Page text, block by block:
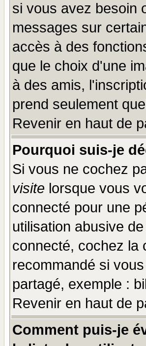
si vous avez besoin
messages sur
accès à des
que le choix d'une
à des amis,
prend seulement
Revenir en haut de
Pourquoi suis-je
Si vous ne cochez
visite lorsque vous
connecté pour une
utilisation abusive
connecté, cochez la
recommandé si
partagé, exemple :
Revenir en haut de
Comment puis-je